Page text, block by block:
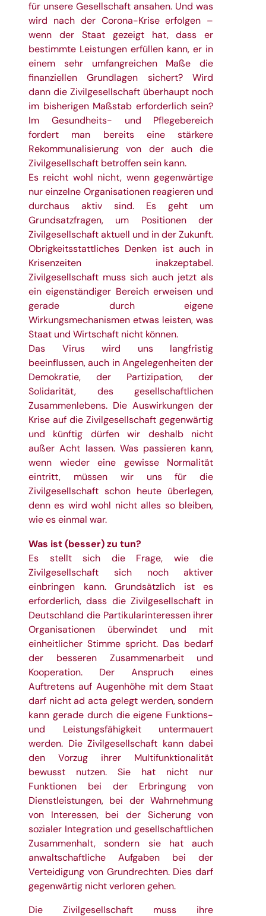
für unsere Gesellschaft ansahen. Und was
wird nach der Corona-Krise erfolgen –
wenn der Staat gezeigt hat, dass er
bestimmte Leistungen erfüllen kann, er in
einem sehr umfangreichen Maße die
finanziellen Grundlagen sichert? Wird
dann die Zivilgesellschaft überhaupt noch
im bisherigen Maßstab erforderlich sein?
Im Gesundheits- und Pflegebereich
fordert man bereits eine stärkere
Rekommunalisierung von der auch die
Zivilgesellschaft betroffen sein kann.
Es reicht wohl nicht, wenn gegenwärtige
nur einzelne Organisationen reagieren und
durchaus aktiv sind. Es geht um
Grundsatzfragen, um Positionen der
Zivilgesellschaft aktuell und in der Zukunft.
Obrigkeitsstattliches Denken ist auch in
Krisenzeiten inakzeptabel.
Zivilgesellschaft muss sich auch jetzt als
ein eigenständiger Bereich erweisen und
gerade durch eigene
Wirkungsmechanismen etwas leisten, was
Staat und Wirtschaft nicht können.
Das Virus wird uns langfristig
beeinflussen, auch in Angelegenheiten der
Demokratie, der Partizipation, der
Solidarität, des gesellschaftlichen
Zusammenlebens. Die Auswirkungen der
Krise auf die Zivilgesellschaft gegenwärtig
und künftig dürfen wir deshalb nicht
außer Acht lassen. Was passieren kann,
wenn wieder eine gewisse Normalität
eintritt, müssen wir uns für die
Zivilgesellschaft schon heute überlegen,
denn es wird wohl nicht alles so bleiben,
wie es einmal war.
Was ist (besser) zu tun?
Es stellt sich die Frage, wie die
Zivilgesellschaft sich noch aktiver
einbringen kann. Grundsätzlich ist es
erforderlich, dass die Zivilgesellschaft in
Deutschland die Partikularinteressen ihrer
Organisationen überwindet und mit
einheitlicher Stimme spricht. Das bedarf
der besseren Zusammenarbeit und
Kooperation. Der Anspruch eines
Auftretens auf Augenhöhe mit dem Staat
darf nicht ad acta gelegt werden, sondern
kann gerade durch die eigene Funktions-
und Leistungsfähigkeit untermauert
werden. Die Zivilgesellschaft kann dabei
den Vorzug ihrer Multifunktionalität
bewusst nutzen. Sie hat nicht nur
Funktionen bei der Erbringung von
Dienstleistungen, bei der Wahrnehmung
von Interessen, bei der Sicherung von
sozialer Integration und gesellschaftlichen
Zusammenhalt, sondern sie hat auch
anwaltschaftliche Aufgaben bei der
Verteidigung von Grundrechten. Dies darf
gegenwärtig nicht verloren gehen.
Die Zivilgesellschaft muss ihre